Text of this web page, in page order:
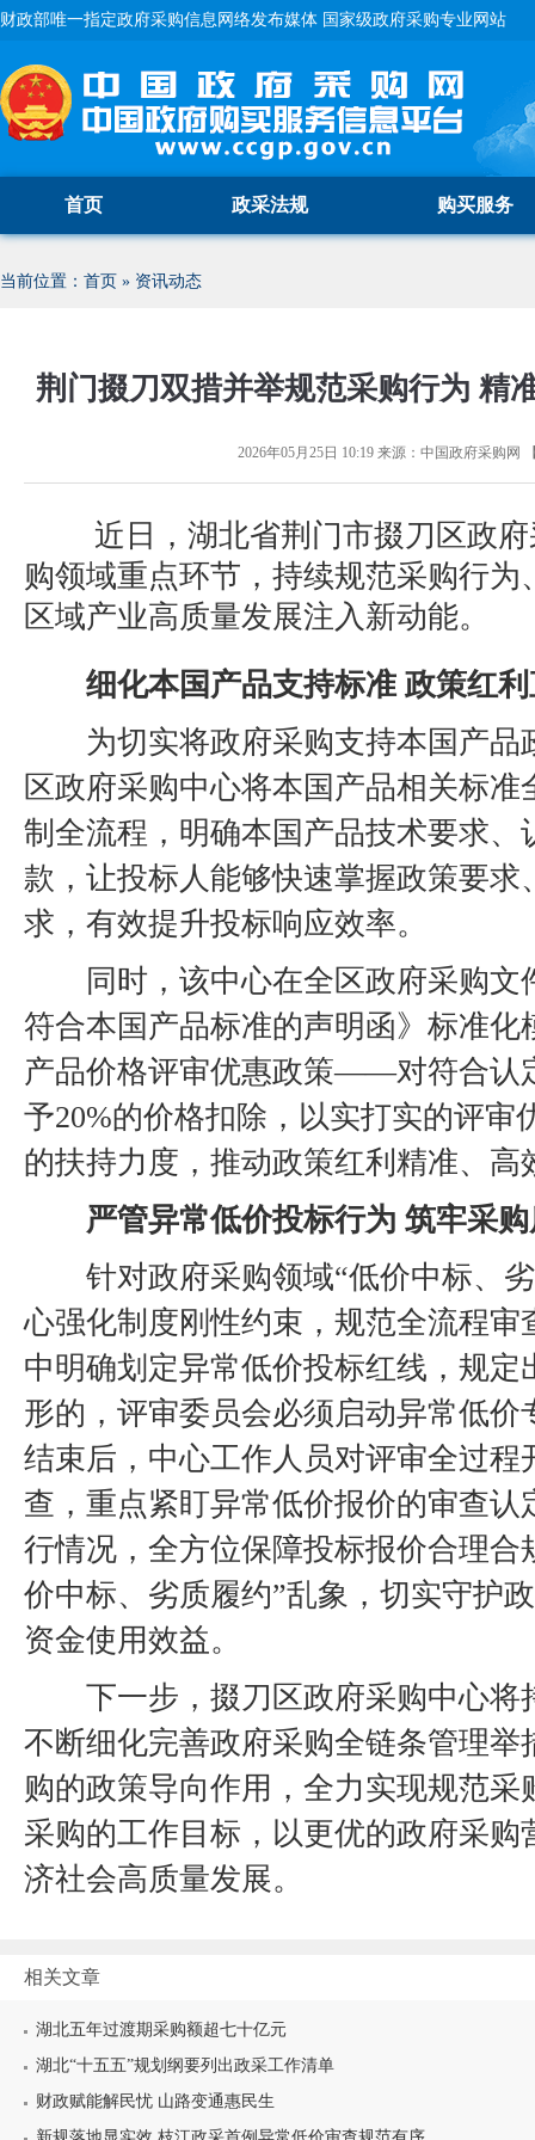
财政部唯一指定政府采购信息网络发布媒体 国家级政府采购专业网站
首页 政采法规 购买服务
当前位置： 首页 » 资讯动态
荆门掇刀双措并举规范采购行为 精
2026年05月25日 10:19来源： 中国政府采购网
近日，湖北省荆门市掇刀区政
购领域重点环节，持续规范采购行为
区域产业高质量发展注入新动能。
细化本国产品支持标准 政策红
为切实将政府采购支持本国 产品
区政府采购中心将本国产品相关标
制全流程，明确本国产品技术要求、
款 ，让投标人能够快速掌握政策要
求，有效提升投标响应效率。
同时，该中心在全区政府采购
符合本国产品标准的声明函》标准化
产品价格评审优惠政策——对符合认
予20%的价格扣除，以实打实的评审
的扶持力度，推动政策红利精准、高
严管异常低价投标行为 筑牢采
针对政府采购领域“低价中标、
心强化制度刚性约束，规范全流程审
中明确划定异常低价投标红线，规定
形的，评审委员会必须启动异常低价
结束后，中心工作人员对评审全过程
查，重点紧盯异常低价报价的审查认
行情况，全方位保障投标报价合理合
价中标、劣质履约”乱象，切实守护
资金使用效益。
下一步，掇刀区政府采购中心将
不断细化完善政府采购全链条管理举
购的政策导向作用，全力实现规范采
采购的工作目标，以更优的政府采购
济社会高质量发展。
相关文章
湖北五年过渡期采购额超七十亿元
湖北“十五五”规划纲要列出政采工作清单
财政赋能解民忧 山路变通惠民生